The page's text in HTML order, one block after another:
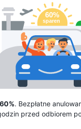
60%. Bezpłatne
przed odbiorem